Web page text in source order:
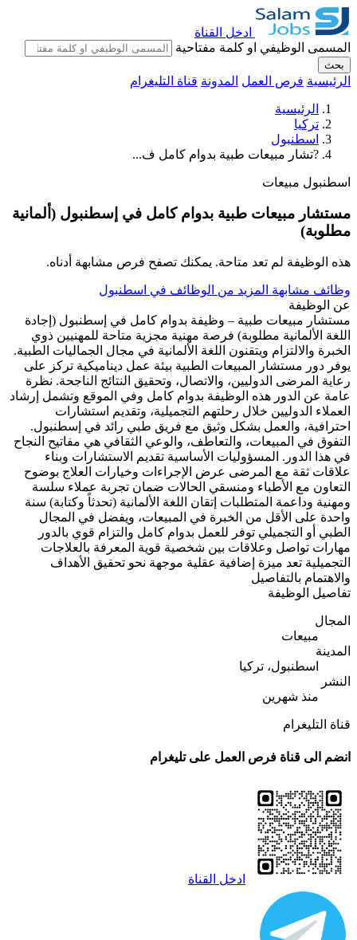
ادخل القناة
المسمى الوظيفي او كلمة مفتاحية
بحث
الرئيسية فرص العمل المدونة قناة التليغرام
الرئيسية
تركيا
اسطنبول
?تشار مبيعات طبية بدوام كامل ف...
اسطنبول مبيعات
مستشار مبيعات طبية بدوام كامل في إسطنبول (ألمانية
مطلوبة)
هذه الوظيفة لم تعد متاحة. يمكنك تصفح فرص مشابهة أدناه.
وظائف مشابهة المزيد من الوظائف في اسطنبول
عن الوظيفة
مستشار مبيعات طبية – وظيفة بدوام كامل في إسطنبول (إجادة
اللغة الألمانية مطلوبة) فرصة مهنية مجزية متاحة للمهنيين ذوي
الخبرة والالتزام ويتقنون اللغة الألمانية في مجال الجماليات الطبية.
يوفر دور مستشار المبيعات الطبية بيئة عمل ديناميكية تركز على
رعاية المرضى الدوليين، والاتصال، وتحقيق النتائج الناجحة. نظرة
عامة عن الدور هذه الوظيفة بدوام كامل وفي الموقع وتشمل إرشاد
العملاء الدوليين خلال رحلتهم التجميلية، وتقديم استشارات
احترافية، والعمل بشكل وثيق مع فريق طبي رائد في إسطنبول.
التفوق في المبيعات، والتعاطف، والوعي الثقافي هي مفاتيح النجاح
في هذا الدور. المسؤوليات الأساسية تقديم الاستشارات وبناء
علاقات ثقة مع المرضى عرض الإجراءات وخيارات العلاج بوضوح
التعاون مع الأطباء ومنسقي الحالات ضمان تجربة عملاء سلسة
ومهنية وداعمة المتطلبات إتقان اللغة الألمانية (تحدثاً وكتابة) سنة
واحدة على الأقل من الخبرة في المبيعات، ويفضل في المجال
الطبي أو التجميلي توفر للعمل بدوام كامل والتزام قوي بالدور
مهارات تواصل وعلاقات بين شخصية قوية المعرفة بالعلاجات
التجميلية تعد ميزة إضافية عقلية موجهة نحو تحقيق الأهداف
والاهتمام بالتفاصيل
تفاصيل الوظيفة
المجال
مبيعات
المدينة
اسطنبول، تركيا
النشر
منذ شهرين
قناة التليغرام
انضم الى قناة فرص العمل على تليغرام
ادخل القناة